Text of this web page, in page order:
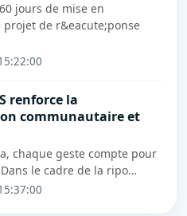
jours de mise en
de r&eacute;ponse
renforce la
communautaire et
chaque geste compte pour
le cadre de la ripo…